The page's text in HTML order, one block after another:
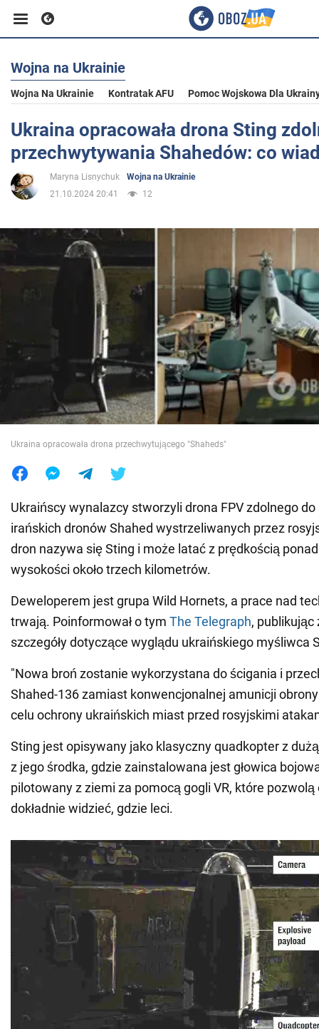
Biznes
Sport
Społeczeństwo
Wojna na Ukrainie
Jedzenie
Wojna na Ukrainie
Wojna Na Ukrainie Kontratak AFU Pomoc Wojskowa Dla
Ukraina opracowała drona Sting
przechwytywania Shahedów: co
Maryna Lisnychuk
Wojna na Ukrainie
21.10.2024 20:41
12
Ukraina opracowała drona przechwytującego "Shaheds"
Ukraińscy wynalazcy stworzyli drona FPV zdolnego
irańskich dronów Shahed wystrzeliwanych przez
dron nazywa się Sting i może latać z prędkością
wysokości około trzech kilometrów.
Deweloperem jest grupa Wild Hornets, a prace nad
trwają. Poinformował o tym The Telegraph, publikując
szczegóły dotyczące wyglądu ukraińskiego myśliwca
"Nowa broń zostanie wykorzystana do ścigania i
Shahed-136 zamiast konwencjonalnej amunicji
celu ochrony ukraińskich miast przed rosyjskimi
Sting jest opisywany jako klasyczny quadkopter z
z jego środka, gdzie zainstalowana jest głowica
pilotowany z ziemi za pomocą gogli VR, które
dokładnie widzieć, gdzie leci.